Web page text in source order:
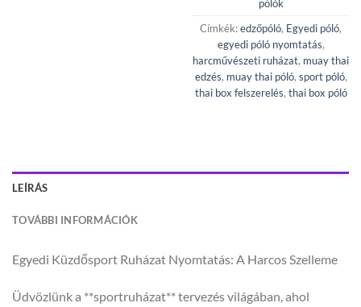
pólók
Címkék:edzőpóló, Egyedi póló,
egyedi póló nyomtatás,
harcművészeti ruházat, muay thai
edzés, muay thai póló, sport póló,
thai box felszerelés, thai box póló
LEÍRÁS
TOVÁBBI INFORMÁCIÓK
Egyedi Küzdősport Ruházat Nyomtatás: A Harcos Szelleme
Üdvözlünk a **sportruházat** tervezés világában, ahol